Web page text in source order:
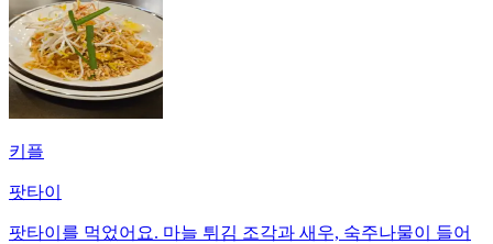
키플
팟타이
팟타이를 먹었어요. 마늘 튀김 조각과 새우, 숙주나물이 들어